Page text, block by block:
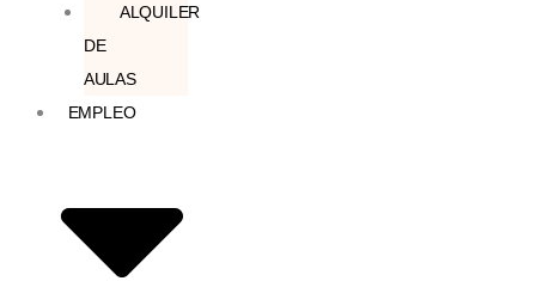
ALQUILER
DE
AULAS
EMPLEO